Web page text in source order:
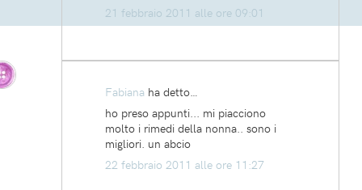
21 febbraio 2011 alle ore 09:01
Fabiana ha detto…
ho preso appunti... mi piacciono
molto i rimedi della nonna.. sono i
migliori. un abcio
22 febbraio 2011 alle ore 11:27